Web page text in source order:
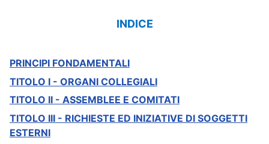
INDICE
PRINCIPI FONDAMENTALI
TITOLO I - ORGANI COLLEGIALI
TITOLO II - ASSEMBLEE E COMITATI
TITOLO III - RICHIESTE ED INIZIATIVE DI SOGGETTI
ESTERNI